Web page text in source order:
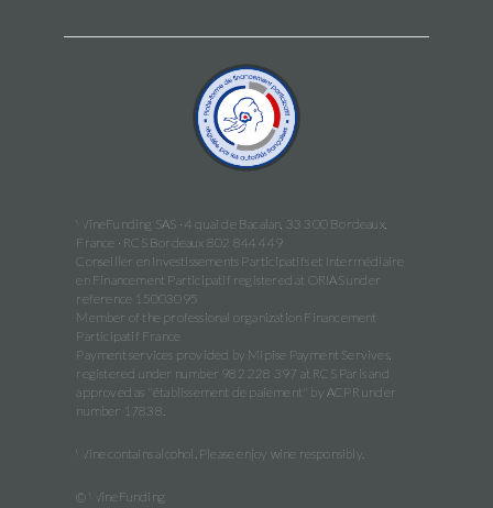
WineFunding SAS · 4 quai de Bacalan, 33 300 Bordeaux,
France · RCS Bordeaux 802 844 449
Conseiller en Investissements Participatifs et Intermédiaire
en Financement Participatif registered at ORIAS under
reference 15003095
Member of the professional organization Financement
Participatif France
Payment services provided by Mipise Payment Servives,
registered under number 982 228 397 at RCS Paris and
approved as "établissement de paiement" by ACPR under
number 17838.
Wine contains alcohol. Please enjoy wine responsibly.
© WineFunding